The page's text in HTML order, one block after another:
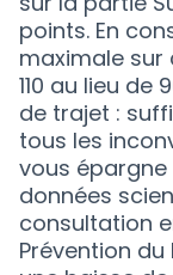
points. En
maximale sur
110 au lieu
de trajet :
tous les
vous
données
consultation
Prévention du